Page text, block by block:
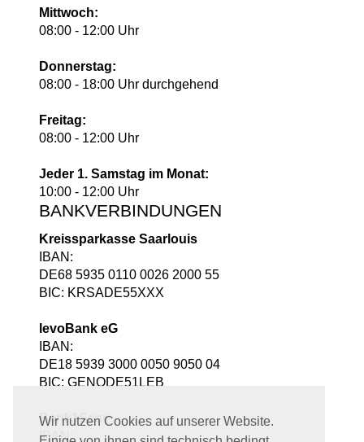
Wir nutzen Cookies auf unserer Website.
Mittwoch:
08:00 - 12:00 Uhr
Donnerstag:
08:00 - 18:00 Uhr durchgehend
Freitag:
08:00 - 12:00 Uhr
Jeder 1. Samstag im Monat:
10:00 - 12:00 Uhr
BANKVERBINDUNGEN
Kreissparkasse Saarlouis
IBAN:
DE68 5935 0110 0026 2000 55
BIC: KRSADE55XXX
levoBank eG
IBAN:
DE18 5939 3000 0050 9050 04
BIC: GENODE51LEB
Bank1Saar
IBAN: